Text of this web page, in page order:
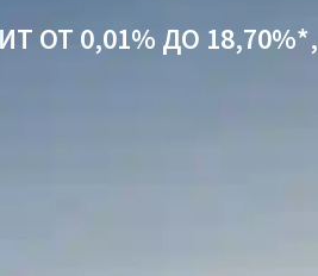
ОТ 0,01% ДО 18,70%*,